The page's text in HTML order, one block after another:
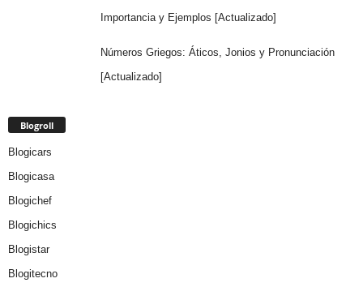
Importancia y Ejemplos [Actualizado]
Números Griegos: Áticos, Jonios y Pronunciación
[Actualizado]
Blogroll
Blogicars
Blogicasa
Blogichef
Blogichics
Blogistar
Blogitecno